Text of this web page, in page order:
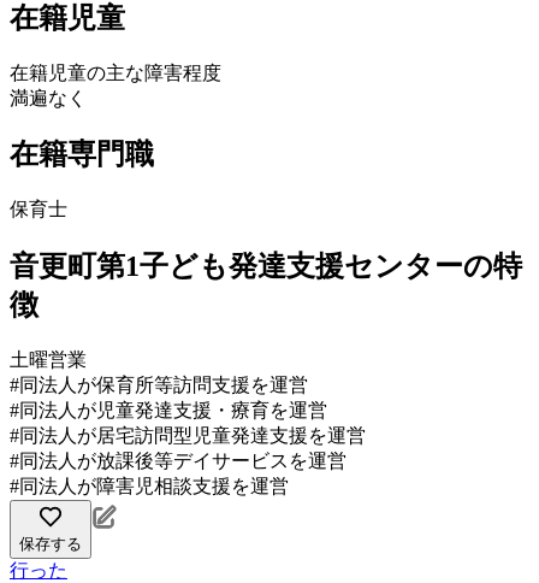
在籍児童
在籍児童の主な障害程度
満遍なく
在籍専門職
保育士
音更町第1子ども発達支援センターの特
徴
土曜営業
#同法人が保育所等訪問支援を運営
#同法人が児童発達支援・療育を運営
#同法人が居宅訪問型児童発達支援を運営
#同法人が放課後等デイサービスを運営
#同法人が障害児相談支援を運営
保存する
行った